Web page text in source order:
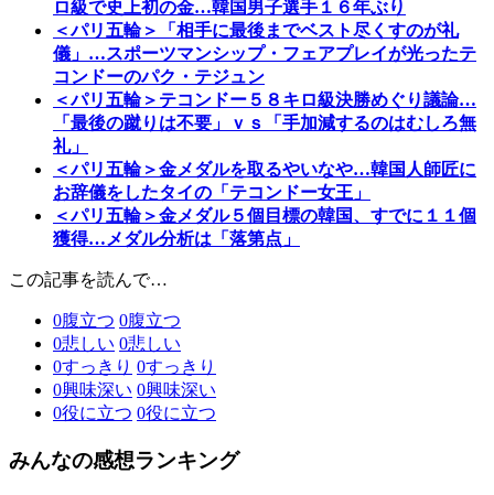
ロ級で史上初の金…韓国男子選手１６年ぶり
＜パリ五輪＞「相手に最後までベスト尽くすのが礼
儀」…スポーツマンシップ・フェアプレイが光ったテ
コンドーのパク・テジュン
＜パリ五輪＞テコンドー５８キロ級決勝めぐり議論…
「最後の蹴りは不要」ｖｓ「手加減するのはむしろ無
礼」
＜パリ五輪＞金メダルを取るやいなや…韓国人師匠に
お辞儀をしたタイの「テコンドー女王」
＜パリ五輪＞金メダル５個目標の韓国、すでに１１個
獲得…メダル分析は「落第点」
この記事を読んで…
0腹立つ 0腹立つ
0悲しい 0悲しい
0すっきり 0すっきり
0興味深い 0興味深い
0役に立つ 0役に立つ
みんなの感想ランキング